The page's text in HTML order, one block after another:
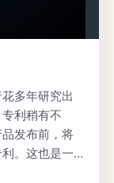
多年研究出
利稍有不
发布前，将
。这也是一
界有很多非常